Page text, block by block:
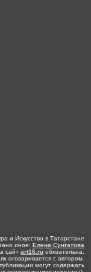
и Искусство в Татарстане
иное: Елена Сунгатова
сайт art16.ru обязательна.
оговаривается с автором.
могут содержать